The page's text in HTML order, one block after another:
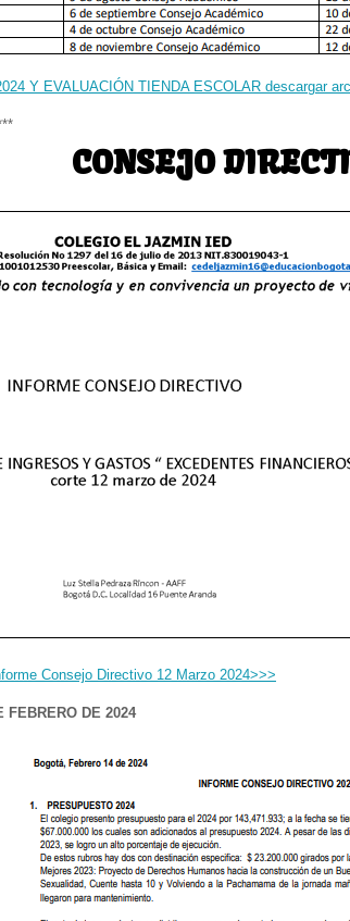
Y EVALUACIÓN TIENDA ESCOLAR descargar
CONSEJO
Consejo Directivo 12 Marzo 2024>>>
FEBRERO DE 2024